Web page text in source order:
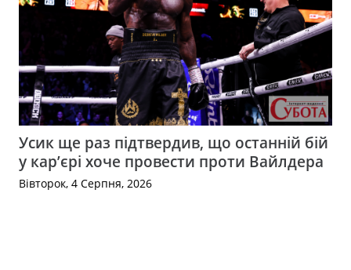
Усик ще раз підтвердив, що останній бій
у кар’єрі хоче провести проти Вайлдера
Вівторок, 4 Серпня, 2026